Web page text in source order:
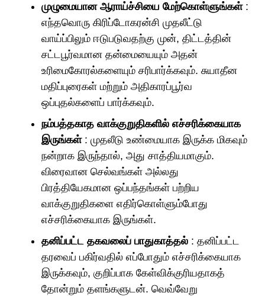
முழுமையான ஆராய்ச்சியை மேற்கொள்ளுங்கள்:
எந்தவொரு கிரிப்டோகரன்சி முதலீட்டு
வாய்ப்பிலும் ஈடுபடுவதற்கு முன், திட்டத்தின்
சட்டபூர்வமான தன்மையையும் அதன்
உரிமைகோரல்களையும் சரிபார்க்கவும். சுயாதீன
மதிப்புரைகள் மற்றும் அதிகாரப்பூர்வ
ஒப்புதல்களைப் பார்க்கவும்.
நம்பத்தகாத வாக்குறுதிகளில் எச்சரிக்கையாக
இருங்கள்: முதலீடு உண்மையாக இருக்க மிகவும்
நன்றாக இருந்தால், அது சாத்தியமாகும்.
விரைவான செல்வங்கள் அல்லது
பிரத்தியேகமான ஒப்பந்தங்கள் பற்றிய
வாக்குறுதிகளை எதிர்கொள்ளும்போது
எச்சரிக்கையாக இருங்கள்.
தனிப்பட்ட தகவலைப் பாதுகாத்தல் : தனிப்பட்ட
தரவைப் பகிர்வதில் எப்போதும் எச்சரிக்கையாக
இருக்கவும், குறிப்பாக கேள்விக்குரியதாகத்
தோன்றும் தளங்களுடன். வெவ்வேறு